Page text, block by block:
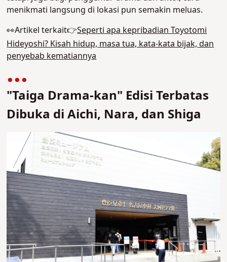
menikmati langsung di lokasi pun semakin meluas.
👀Artikel terkait👉Seperti apa kepribadian Toyotomi
Hideyoshi? Kisah hidup, masa tua, kata-kata bijak, dan
penyebab kematiannya
"Taiga Drama-kan" Edisi Terbatas
Dibuka di Aichi, Nara, dan Shiga